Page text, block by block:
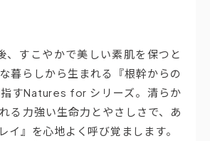
すこやかで美しい素肌を保つと
暮らしから生まれる『根幹からの
すNatures for シリーズ。清らか
る力強い生命力とやさしさで、あ
イ』を心地よく呼び覚まします。